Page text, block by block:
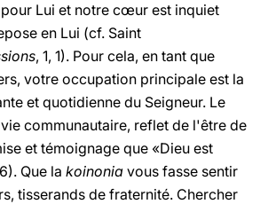
Lui et notre cœur est inquiet
en Lui (cf. Saint
, 1, 1). Pour cela, en tant que
votre occupation principale est la
et quotidienne du Seigneur. Le
communautaire, reflet de l'être de
et témoignage que «Dieu est
Que la koinonia vous fasse sentir
tisserands de fraternité. Chercher